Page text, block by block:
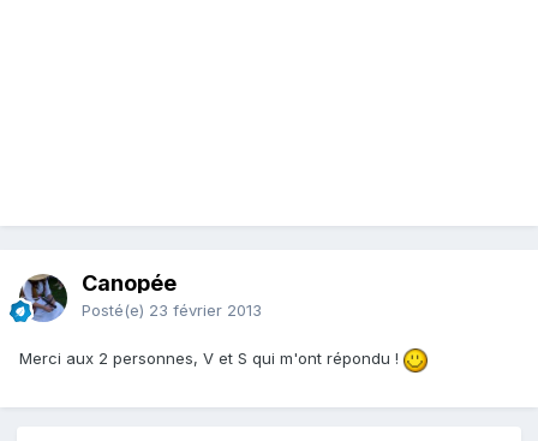
Canopée
Posté(e) 23 février 2013
Merci aux 2 personnes, V et S qui m'ont répondu !